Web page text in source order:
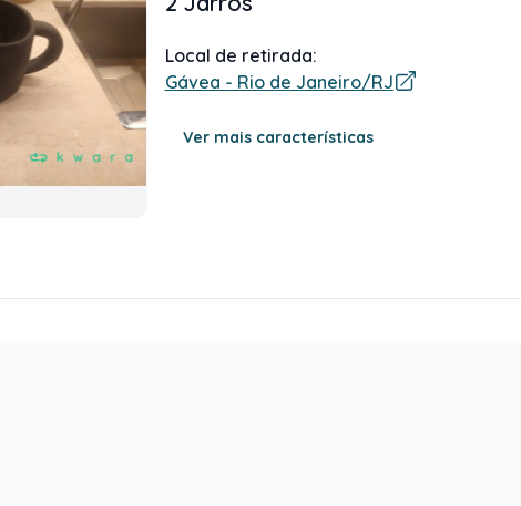
Local de retirada:
Gávea - Rio de Janeiro/RJ
Ver mais características